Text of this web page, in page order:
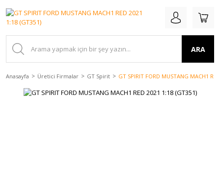
ARA
Anasayfa Üretici Firmalar GT Spirit GT SPIRIT FORD MUSTANG MACH1